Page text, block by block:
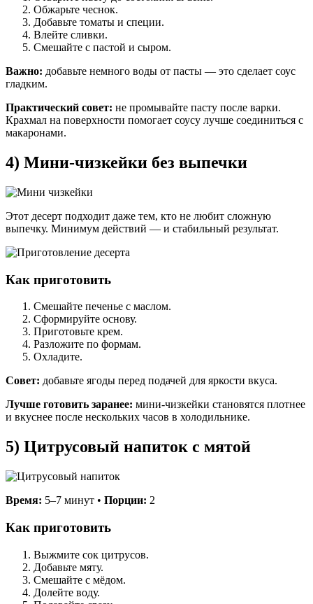
Обжарьте чеснок.
Добавьте томаты и специи.
Влейте сливки.
Смешайте с пастой и сыром.
Важно: добавьте немного воды от пасты — это сделает соус
гладким.
Практический совет: не промывайте пасту после варки.
Крахмал на поверхности помогает соусу лучше соединиться с
макаронами.
4) Мини-чизкейки без выпечки
Этот десерт подходит даже тем, кто не любит сложную
выпечку. Минимум действий — и стабильный результат.
Как приготовить
Смешайте печенье с маслом.
Сформируйте основу.
Приготовьте крем.
Разложите по формам.
Охладите.
Совет: добавьте ягоды перед подачей для яркости вкуса.
Лучше готовить заранее: мини-чизкейки становятся плотнее
и вкуснее после нескольких часов в холодильнике.
5) Цитрусовый напиток с мятой
Время: 5–7 минут • Порции: 2
Как приготовить
Выжмите сок цитрусов.
Добавьте мяту.
Смешайте с мёдом.
Долейте воду.